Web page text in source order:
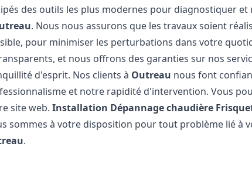
des outils les plus modernes pour diagnostiquer
. Nous nous assurons que les travaux soient
pour minimiser les perturbations dans votre
et nous offrons des garanties sur nos
d'esprit. Nos clients à Outreau nous font
et notre rapidité d'intervention. Vous
site web.Installation Dépannage chaudière
sommes à votre disposition pour tout problème lié à
.